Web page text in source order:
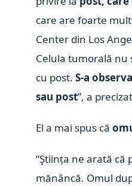
care are foarte
Center din Los
Celula tumorală nu
cu post.S-a
sau post”, a
El a mai spus că
“Ştiința ne arată
mănâncă. Omul